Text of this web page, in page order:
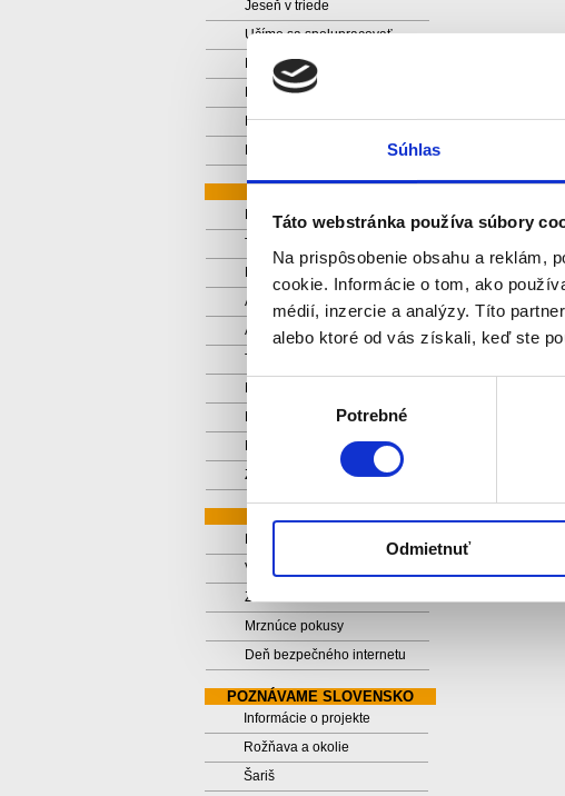
Súhlas
Táto webstránka používa súbory
Na prispôsobenie obsahu a reklám,
cookie. Informácie o tom, ako
médií, inzercie a analýzy. Títo
alebo ktoré od vás získali, keď ste
Výber
súhlasu
Potrebné
Odmietnuť
Jeseň v triede
Učíme sa spolupracovať
Naša malá záhradka
Daisy Town
Domáce pokusy z prvouky
Mobilné planetárium
Tématický deň
Aká bude Európa 2026?
Adventný kalendár
Tématický deň - Zima
Bábkové divadlo
Na dopravnom ihrisku
Zaujímavé pokusy
ŠTVRTÁCI
Vesmír
Zimná kreativita
Mrznúce pokusy
Deň bezpečného internetu
POZNÁVAME SLOVENSKO
Informácie o projekte
Rožňava a okolie
Šariš